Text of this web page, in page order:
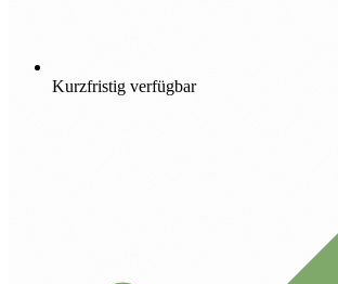
Kurzfristig verfügbar